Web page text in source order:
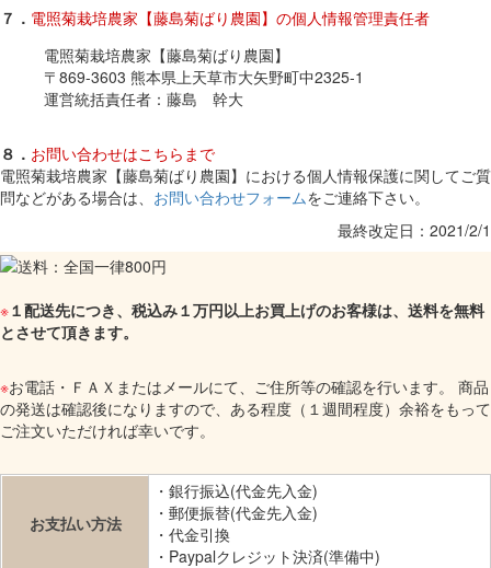
７． 電照菊栽培農家【藤島菊ばり農園】の個人情報管理責任者
電照菊栽培農家【藤島菊ばり農園】
〒869-3603 熊本県上天草市大矢野町中2325-1
運営統括責任者：藤島 幹大
８． お問い合わせはこちらまで
電照菊栽培農家【藤島菊ばり農園】における個人情報保護に関してご質
問などがある場合は、 お問い合わせフォームをご連絡下さい。
最終改定日：2021/2/1
※１配送先につき、税込み１万円以上お買上げのお客様は、送料を無料
とさせて頂きます。
※お電話・ＦＡＸまたはメールにて、ご住所等の確認を行います。 商品
の発送は確認後になりますので、ある程度（１週間程度）余裕をもって
ご注文いただければ幸いです。
お支払い方法
・銀行振込(代金先入金)
・郵便振替(代金先入金)
・代金引換
・Paypalクレジット決済(準備中)